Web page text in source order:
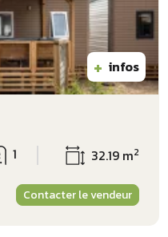
+ infos
1 32.19 m2
Contacter le vendeur